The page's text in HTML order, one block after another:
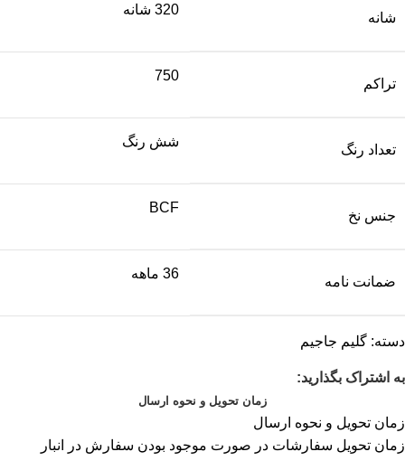
شانه
320 شانه
تراکم
750
تعداد رنگ
شش رنگ
جنس نخ
BCF
ضمانت نامه
36 ماهه
دسته: گلیم جاجیم
به اشتراک بگذارید:
زمان تحویل و نحوه ارسال
زمان تحویل و نحوه ارسال
زمان تحویل سفارشات در صورت موجود بودن سفارش در انبار